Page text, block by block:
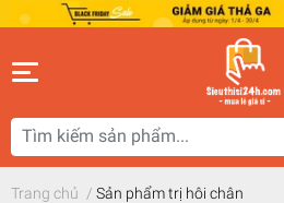
Trang chủ / Sản phẩm trị hôi chân